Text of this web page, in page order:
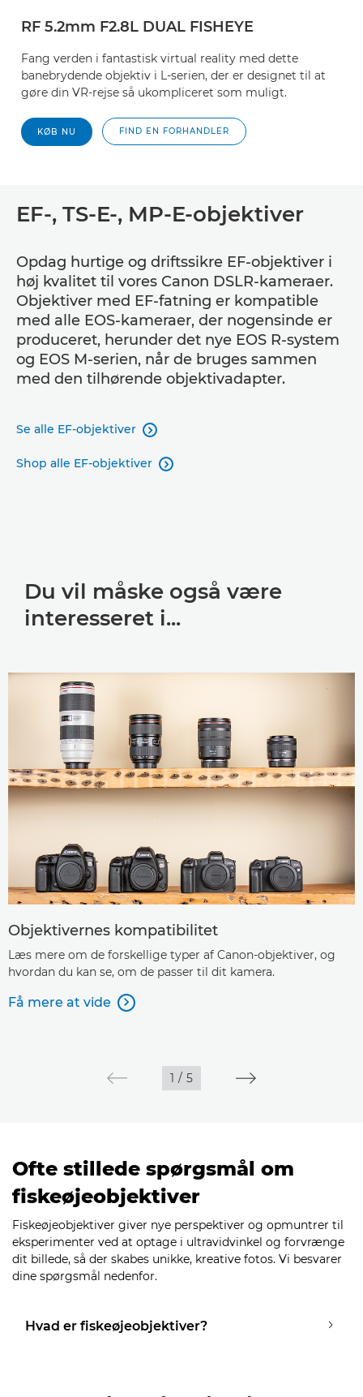
RF 5.2mm F2.8L DUAL FISHEYE
Fang verden i fantastisk virtual reality med dette
banebrydende objektiv i L-serien, der er designet til at
gøre din VR-rejse så ukompliceret som muligt.
KØB NU FIND EN FORHANDLER
EF-, TS-E-, MP-E-objektiver
Opdag hurtige og driftssikre EF-objektiver i
høj kvalitet til vores Canon DSLR-kameraer.
Objektiver med EF-fatning er kompatible
med alle EOS-kameraer, der nogensinde er
produceret, herunder det nye EOS R-system
og EOS M-serien, når de bruges sammen
med den tilhørende objektivadapter.
Se alle EF-objektiver 
Shop alle EF-objektiver 
Du vil måske også være
interesseret i...
Objektivernes kompatibilitet
Læs mere om de forskellige typer af Canon-objektiver, og
hvordan du kan se, om de passer til dit kamera.
Få mere at vide 
1 / 5
Ofte stillede spørgsmål om
fiskeøjeobjektiver
Fiskeøjeobjektiver giver nye perspektiver og opmuntrer til
eksperimenter ved at optage i ultravidvinkel og forvrænge
dit billede, så der skabes unikke, kreative fotos. Vi besvarer
dine spørgsmål nedenfor.
Hvad er fiskeøjeobjektiver?